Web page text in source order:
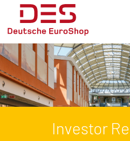
Investor